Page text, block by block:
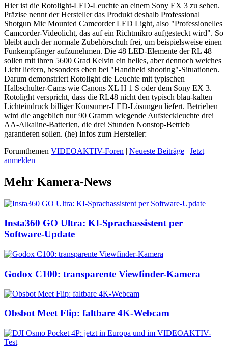
Hier ist die Rotolight-LED-Leuchte an einem Sony EX 3 zu sehen.
Präzise nennt der Hersteller das Produkt deshalb Professional
Shotgun Mic Mounted Camcorder LED Light, also "Professionelles
Camcorder-Videolicht, das auf ein Richtmikro aufgesteckt wird". So
bleibt auch der normale Zubehörschuh frei, um beispielsweise einen
Funkempfänger aufzunehmen. Die 48 LED-Elemente der RL 48
sollen mit ihren 5600 Grad Kelvin ein helles, aber dennoch weiches
Licht liefern, besonders eben bei "Handheld shooting"-Situationen.
Darum demonstriert Rotolight die Leuchte mit typischen
Halbschulter-Cams wie Canons XL H 1 S oder dem Sony EX 3.
Rotolight verspricht, dass die RL48 nicht den typisch blau-kalten
Lichteindruck billiger Konsumer-LED-Lösungen liefert. Betrieben
wird die angeblich nur 90 Gramm wiegende Aufsteckleuchte drei
AA-Alkaline-Batterien, die drei Stunden Nonstop-Betrieb
garantieren sollen. (he) Infos zum Hersteller:
Forumthemen VIDEOAKTIV-Foren | Neueste Beiträge | Jetzt
anmelden
Mehr Kamera-News
Insta360 GO Ultra: KI-Sprachassistent per
Software-Update
Godox C100: transparente Viewfinder-Kamera
Obsbot Meet Flip: faltbare 4K-Webcam